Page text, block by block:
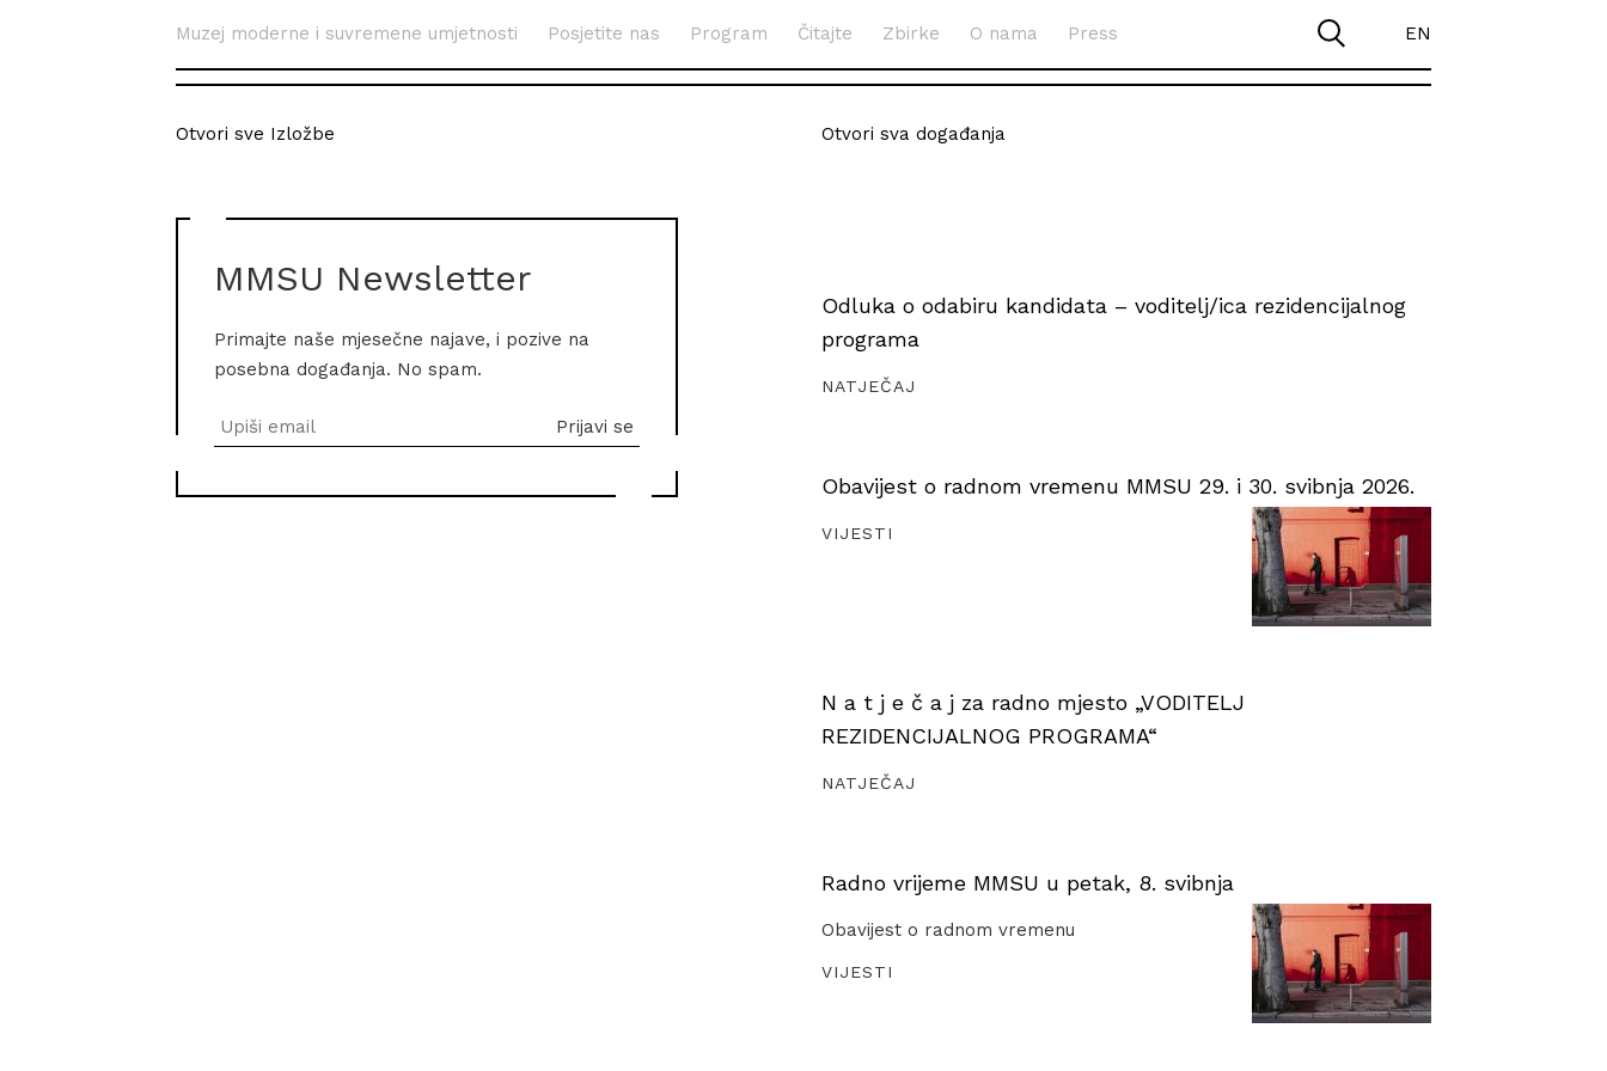
Muzej moderne i suvremene umjetnosti Posjetite nas Program Čitajte Zbirke O nama Press EN
Otvori sve Izložbe
MMSU Newsletter
Primajte naše mjesečne najave, i pozive na
posebna događanja. No spam.
Otvori sva događanja
Odluka o odabiru kandidata – voditelj/ica rezidencijalnog
programa
NATJEČAJ
Obavijest o radnom vremenu MMSU 29. i 30. svibnja 2026.
VIJESTI
N a t j e č a j za radno mjesto „VODITELJ
REZIDENCIJALNOG PROGRAMA“
NATJEČAJ
Radno vrijeme MMSU u petak, 8. svibnja
Obavijest o radnom vremenu
VIJESTI